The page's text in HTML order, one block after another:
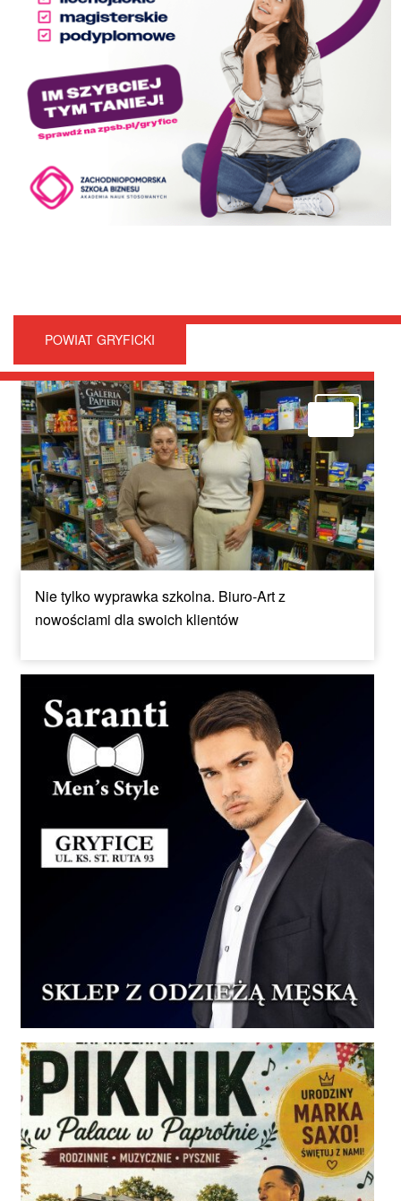
POWIAT GRYFICKI
Nie tylko wyprawka szkolna. Biuro-Art z
nowościami dla swoich klientów